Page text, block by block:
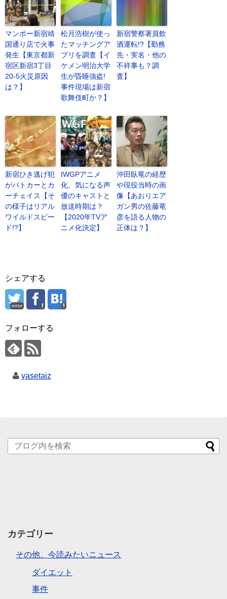
マンボー新宿靖
国通り店で火事
発生【東京都新
宿区新宿3丁目
20-5火災原因
は？】
松月浩樹が使っ
たマッチングア
プリを調査【イ
ケメン明治大学
生が昏睡強盗!
事件現場は新宿
歌舞伎町か？】
新宿警察署員飲
酒運転!?【勤務
先・実名・他の
不祥事も？調
査】
新宿ひき逃げ犯
がパトカーとカ
ーチェイス【そ
の様子はリアル
ワイルドスピー
ド!?】
IWGPアニメ
化、気になる声
優のキャストと
放送時期は？
【2020年TVア
ニメ化決定】
沖田臥竜の経歴
や現役当時の画
像【あおりエア
ガン男の佐藤竜
彦を語る人物の
正体は？】
シェアする
error
フォローする
yasetaiz
カテゴリー
その他、今読みたいニュース
ダイエット
事件